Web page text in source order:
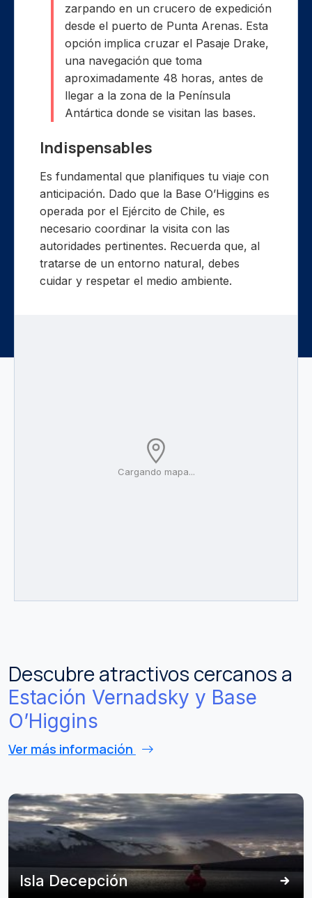
Cargando mapa...
zarpando en un crucero de expedición
desde el puerto de Punta Arenas. Esta
opción implica cruzar el Pasaje Drake,
una navegación que toma
aproximadamente 48 horas, antes de
llegar a la zona de la Península
Antártica donde se visitan las bases.
Indispensables
Es fundamental que planifiques tu viaje con
anticipación. Dado que la Base O’Higgins es
operada por el Ejército de Chile, es
necesario coordinar la visita con las
autoridades pertinentes. Recuerda que, al
tratarse de un entorno natural, debes
cuidar y respetar el medio ambiente.
Descubre atractivos cercanos a
Estación Vernadsky y Base
O’Higgins
Ver más información
Isla Decepción